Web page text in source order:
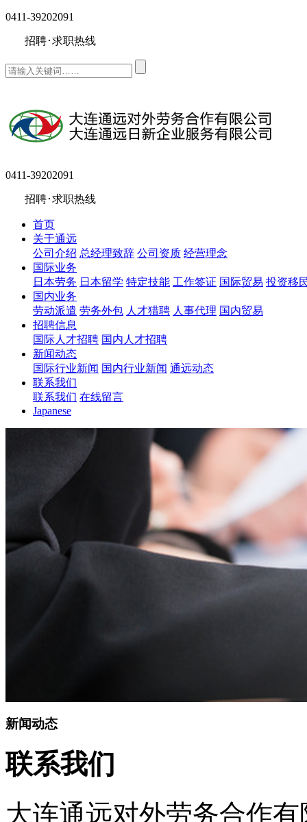
0411-39202091
招聘･求职热线
0411-39202091
招聘･求职热线
首页
关于通远
公司介绍 总经理致辞 公司资质 经营理念
国际业务
日本劳务 日本留学 特定技能 工作签证 国际贸易 投资移
国内业务
劳动派遣 劳务外包 人才猎聘 人事代理 国内贸易
招聘信息
国际人才招聘 国内人才招聘
新闻动态
国际行业新闻 国内行业新闻 通远动态
联系我们
联系我们 在线留言
Japanese
新闻动态
联系我们
大连通远对外劳务合作有